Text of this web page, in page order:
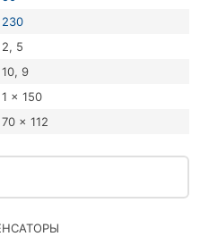
230
2, 5
10, 9
1 x 150
70 x 112